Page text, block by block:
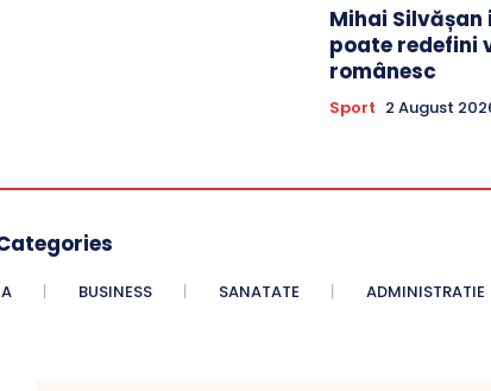
Mihai Silvășan
poate redefini
românesc
Sport 2 August
BUSINESS SANATATE ADMINISTRATIE